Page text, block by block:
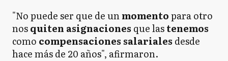
"No puede ser que de unmomentopara otro
nosquiten asignaciones que lastenemos
como compensaciones salariales desde
hace más de 20 años", afirmaron.